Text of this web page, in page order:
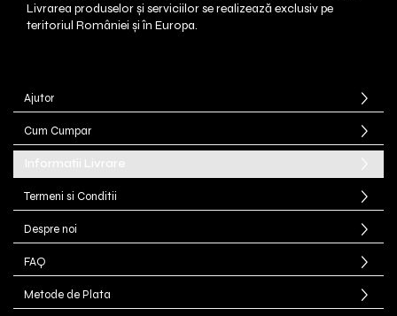
Livrarea produselor și serviciilor se realizează exclusiv pe
teritoriul României și în Europa.
Ajutor
Cum Cumpar
Informatii Livrare
Termeni si Conditii
Despre noi
FAQ
Metode de Plata